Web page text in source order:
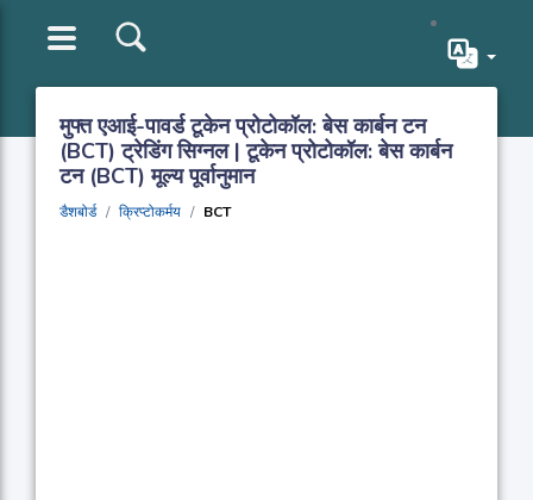
मुफ्त एआई-पावर्ड टूकेन प्रोटोकॉल: बेस कार्बन टन
(BCT) ट्रेडिंग सिग्नल | टूकेन प्रोटोकॉल: बेस कार्बन
टन (BCT) मूल्य पूर्वानुमान
डैशबोर्ड क्रिप्टोकर्मय BCT